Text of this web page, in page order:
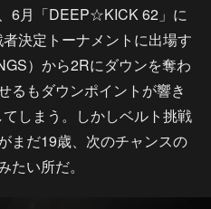
6月「DEEP☆KICK 62」に
決定トーナメントに出場す
）から2Rにダウンを奪わ
るもダウンポイントが響き
しまう。しかしベルト挑戦
まだ19歳、次のチャンスの
い所だ。